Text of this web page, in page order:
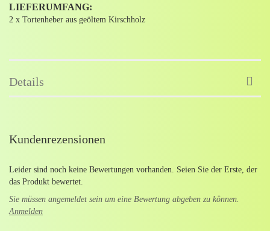
LIEFERUMFANG:
2 x Tortenheber aus geöltem Kirschholz
Details
Kundenrezensionen
Leider sind noch keine Bewertungen vorhanden. Seien Sie der Erste, der
das Produkt bewertet.
Sie müssen angemeldet sein um eine Bewertung abgeben zu können.
Anmelden